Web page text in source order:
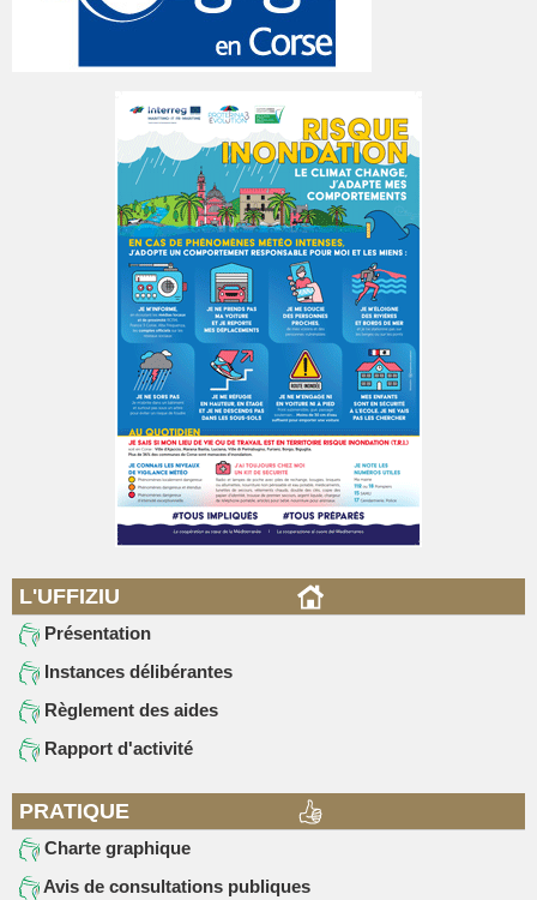
L'UFFIZIU
Présentation
Instances délibérantes
Règlement des aides
Rapport d'activité
PRATIQUE
Charte graphique
Avis de consultations publiques